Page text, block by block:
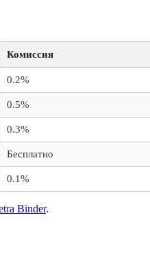
Комиссия
0.2%
0.5%
0.3%
Бесплатно
0.1%
Binder.